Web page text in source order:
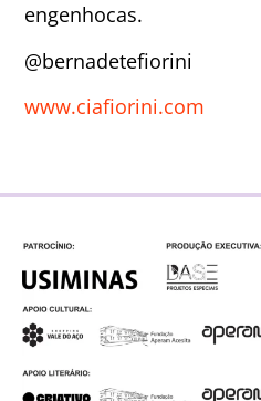
engenhocas.
@bernadetefiorini
www.ciafiorini.com